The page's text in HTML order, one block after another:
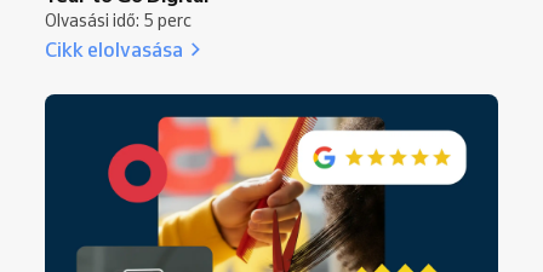
Olvasási idő: 5 perc
Cikk elolvasása